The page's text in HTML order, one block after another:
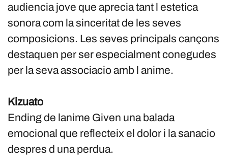
audiencia jove que aprecia tant l estetica
sonora com la sinceritat de les seves
composicions. Les seves principals cançons
destaquen per ser especialment conegudes
per la seva associacio amb l anime.
Kizuato
Ending de lanime Given una balada
emocional que reflecteix el dolor i la sanacio
despres d una perdua.